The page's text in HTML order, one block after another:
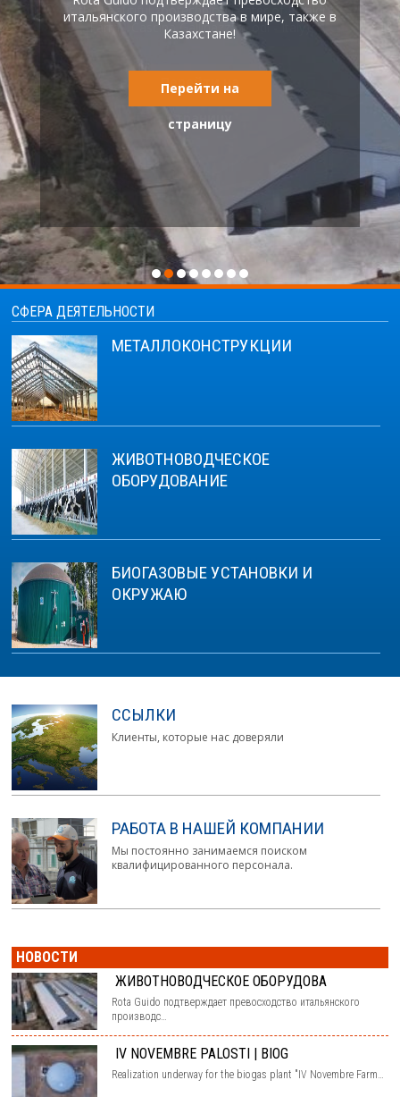
итальянского производства в мире, также в
Казахстане!
Перейти на
страницу
is the beautiful zootechnical center of Rinaldi's
Farm - Cascina Gallinazza (Lodi - Italy)
Перейти на
СФЕРА ДЕЯТЕЛЬНОСТИ
МЕТАЛЛОКОНСТРУКЦИИ
ЖИВОТНОВОДЧЕСКОЕ
ОБОРУДОВАНИЕ
БИОГАЗОВЫЕ УСТАНОВКИ И
ОКРУЖАЮ
ССЫЛКИ
Клиенты, которые нас доверяли
РАБОТА В НАШЕЙ КОМПАНИИ
Мы постоянно занимаемся поиском
квалифицированного персонала.
НОВОСТИ
ЖИВОТНОВОДЧЕСКОЕ ОБОРУДОВА
Rota Guido подтверждает превосходство итальянского
производс…
IV NOVEMBRE PALOSTI | BIOG
Realization underway for the biogas plant "IV Novembre Farm…